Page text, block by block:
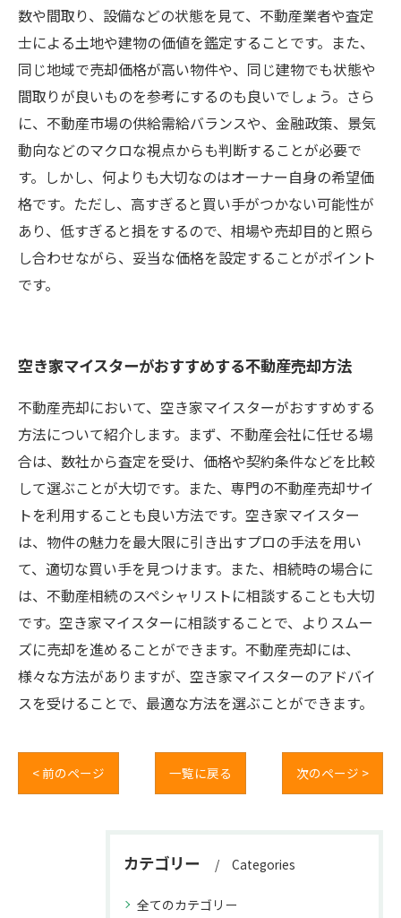
数や間取り、設備などの状態を見て、不動産業者や査定
士による土地や建物の価値を鑑定することです。また、
同じ地域で売却価格が高い物件や、同じ建物でも状態や
間取りが良いものを参考にするのも良いでしょう。さら
に、不動産市場の供給需給バランスや、金融政策、景気
動向などのマクロな視点からも判断することが必要で
す。しかし、何よりも大切なのはオーナー自身の希望価
格です。ただし、高すぎると買い手がつかない可能性が
あり、低すぎると損をするので、相場や売却目的と照ら
し合わせながら、妥当な価格を設定することがポイント
です。
空き家マイスターがおすすめする不動産売却方法
不動産売却において、空き家マイスターがおすすめする
方法について紹介します。まず、不動産会社に任せる場
合は、数社から査定を受け、価格や契約条件などを比較
して選ぶことが大切です。また、専門の不動産売却サイ
トを利用することも良い方法です。空き家マイスター
は、物件の魅力を最大限に引き出すプロの手法を用い
て、適切な買い手を見つけます。また、相続時の場合に
は、不動産相続のスペシャリストに相談することも大切
です。空き家マイスターに相談することで、よりスムー
ズに売却を進めることができます。不動産売却には、
様々な方法がありますが、空き家マイスターのアドバイ
スを受けることで、最適な方法を選ぶことができます。
< 前のページ 一覧に戻る 次のページ >
カテゴリー Categories
全てのカテゴリー